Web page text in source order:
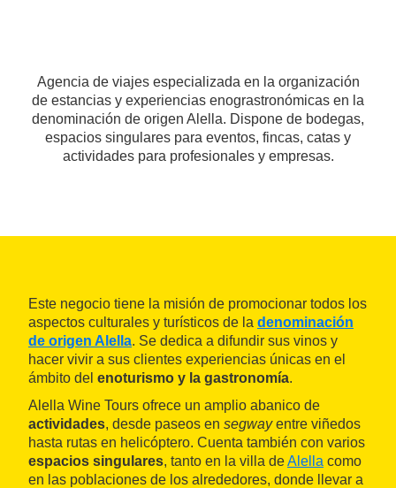
Agencia de viajes especializada en la organización
de estancias y experiencias enograstronómicas en la
denominación de origen Alella. Dispone de bodegas,
espacios singulares para eventos, fincas, catas y
actividades para profesionales y empresas.
Este negocio tiene la misión de promocionar todos los
aspectos culturales y turísticos de la denominación
de origen Alella. Se dedica a difundir sus vinos y
hacer vivir a sus clientes experiencias únicas en el
ámbito del enoturismo y la gastronomía.
Alella Wine Tours ofrece un amplio abanico de
actividades, desde paseos en segwayentre viñedos
hasta rutas en helicóptero. Cuenta también con varios
espacios singulares, tanto en la villa deAlella como
en las poblaciones de los alrededores, donde llevar a